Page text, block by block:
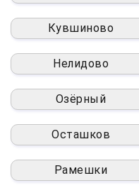
Кувшиново
Нелидово
Озёрный
Осташков
Рамешки